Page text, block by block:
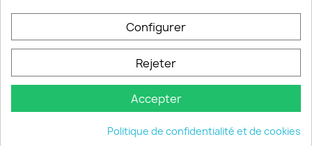
INFORMATIONS 
VOTRE COMPTE 
INFORMATIONS keyboard_arrow_down
© 2026 - choisistacoque.com
Configurer
Rejeter
Accepter
Politique de confidentialité et de cookies